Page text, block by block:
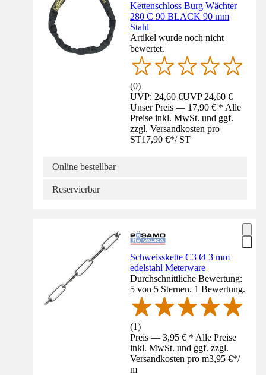
Kettenschloss Burg Wächter
280 C 90 BLACK 90 mm
Stahl
Artikel wurde noch nicht
bewertet.
(0)
UVP: 24,60 €UVP24,60 €
Unser Preis — 17,90 € * Alle
Preise inkl. MwSt. und ggf.
zzgl. Versandkosten pro
ST17,90 €*/ ST
Online bestellbar
Reservierbar
Schweisskette C3 Ø 3 mm
edelstahl Meterware
Durchschnittliche Bewertung:
5 von 5 Sternen. 1 Bewertung.
(1)
Preis — 3,95 € * Alle Preise
inkl. MwSt. und ggf. zzgl.
Versandkosten pro m3,95 €*/
m